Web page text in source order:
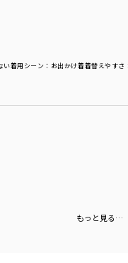
い着用シーン ：お出かけ着着替えやすさ
もっと見る…
なっております。